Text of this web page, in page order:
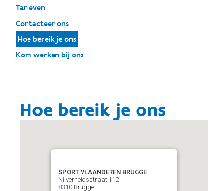
Tarieven
Contacteer ons
Hoe bereik je ons
Kom werken bij ons
Hoe bereik je ons
SPORT VLAANDEREN BRUGGE
Nijverheidsstraat 112
8310 Brugge